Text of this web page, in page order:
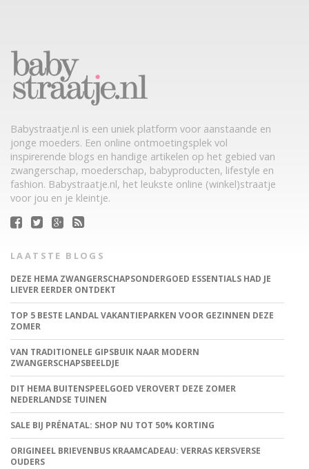
Babystraatje.nl is een uniek platform voor aanstaande en
jonge moeders. Een online ontmoetingsplek vol
inspirerende blogs en handige artikelen op het gebied van
zwangerschap, moederschap, babyproducten, lifestyle en
fashion. Babystraatje.nl, het leukste online (winkel)straatje
voor jou en je kleintje.
LAATSTE BLOGS
DEZE HEMA ZWANGERSCHAPSONDERGOED ESSENTIALS HAD JE
LIEVER EERDER ONTDEKT
TOP 5 BESTE LANDAL VAKANTIEPARKEN VOOR GEZINNEN DEZE
ZOMER
VAN TRADITIONELE GIPSBUIK NAAR MODERN
ZWANGERSCHAPSBEELDJE
DIT HEMA BUITENSPEELGOED VEROVERT DEZE ZOMER
NEDERLANDSE TUINEN
SALE BIJ PRÉNATAL: SHOP NU TOT 50% KORTING
ORIGINEEL BRIEVENBUS KRAAMCADEAU: VERRAS KERSVERSE
OUDERS